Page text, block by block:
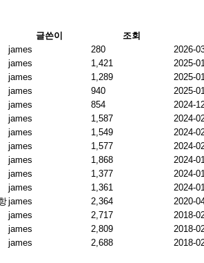
글쓴이 조회
james 280
2026-
james 1,421
2025-
james 1,289
2025-
james 940
2025-
james 854
2024-
james 1,587
2024-
james 1,549
2024-
james 1,577
2024-
james 1,868
2024-
james 1,377
2024-
james 1,361
2024-
james 2,364
2020-
james 2,717
2018-
james 2,809
2018-
james 2,688 2018-